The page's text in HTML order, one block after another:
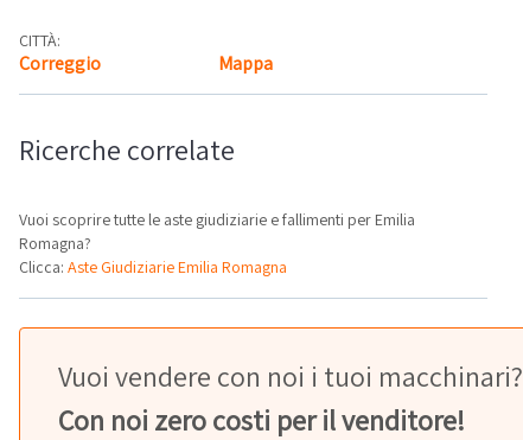
CITTÀ:
Correggio Mappa
Ricerche correlate
Vuoi scoprire tutte le aste giudiziarie e fallimenti per Emilia
Romagna?
Clicca: Aste Giudiziarie Emilia Romagna
Vuoi vendere con noi i tuoi macchinari?
Con noi zero costi per il venditore!